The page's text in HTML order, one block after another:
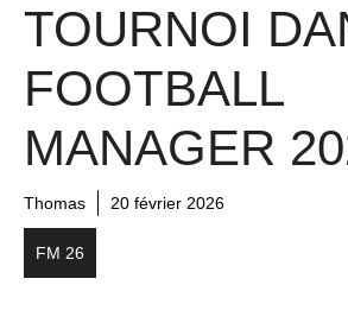
TOURNOI
FOOTBALL
MANAGER
Thomas 20 février 2026
FM 26